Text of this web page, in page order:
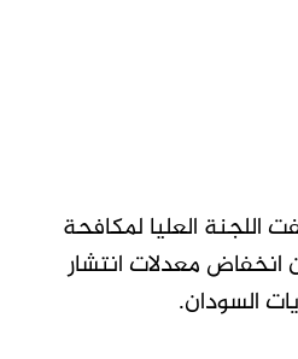
العليا لمكافحة
انخفاض معدلات انتشار
السودان.